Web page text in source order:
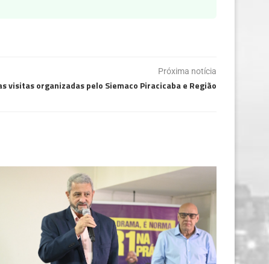
Próxima notícia
visitas organizadas pelo Siemaco Piracicaba e Região